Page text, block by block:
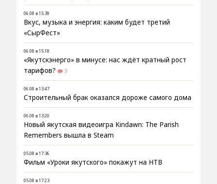
06.08 в 15:39
Вкус, музыка и энергия: каким будет третий
«СырФест»
06.08 в 15:18
«Якутскэнерго» в минусе: нас ждёт кратный рост
тарифов?
3
06.08 в 13:47
Строительный брак оказался дороже самого дома
06.08 в 13:20
Новый якутская видеоигра Kindawn: The Parish
Remembers вышла в Steam
05.08 в 17:36
Фильм «Уроки якутского» покажут на НТВ
05.08 в 17:23